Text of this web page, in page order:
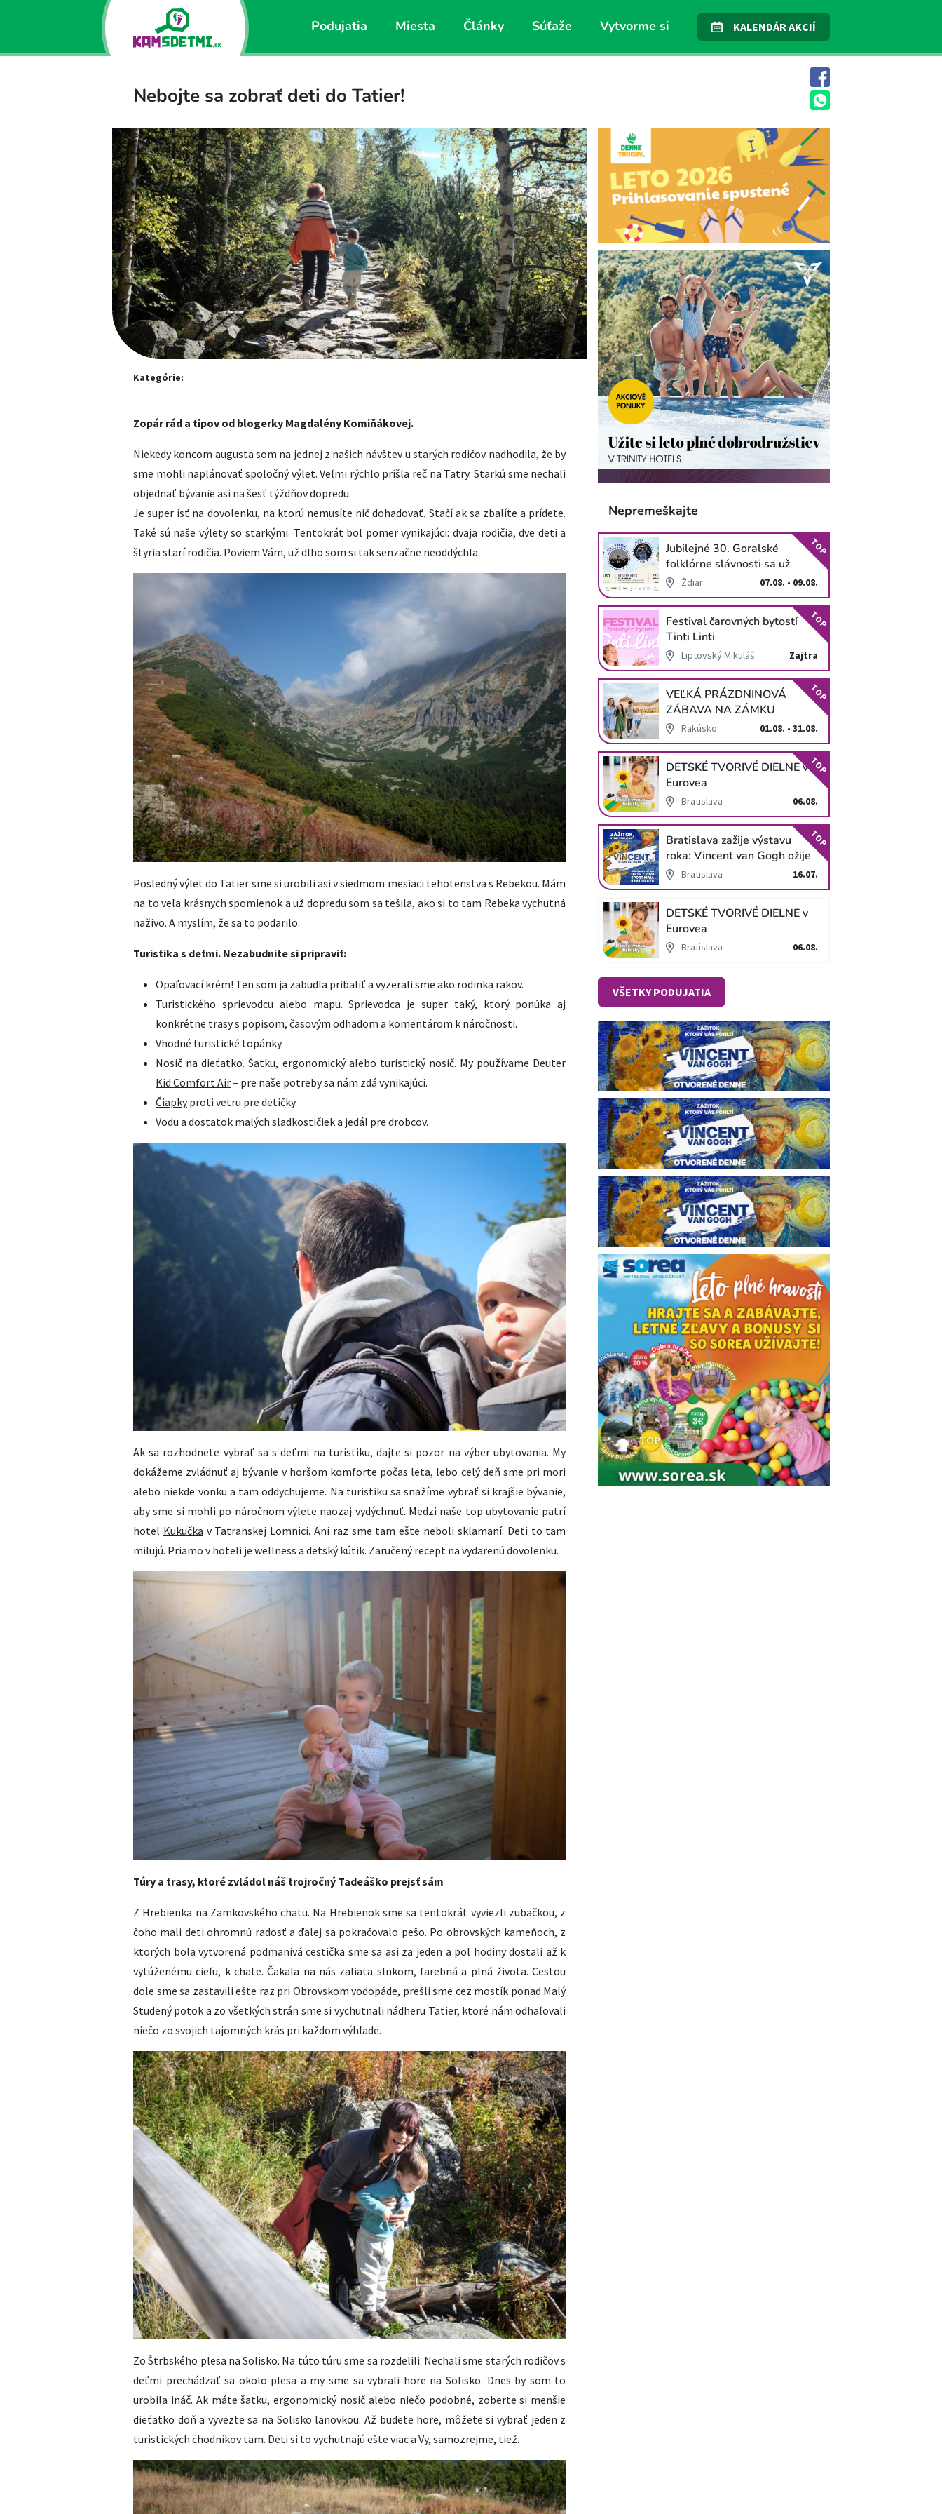
Podujatia Miesta Články Súťaže Vytvorme si KALENDÁR AKCIÍ
Nebojte sa zobrať deti do Tatier!
Kategórie:
Zopár rád a tipov od blogerky Magdalény Komiňákovej.
Niekedy koncom augusta som na jednej z našich návštev u starých rodičov nadhodila, že by
sme mohli naplánovať spoločný výlet. Veľmi rýchlo prišla reč na Tatry. Starkú sme nechali
objednať bývanie asi na šesť týždňov dopredu.
Je super ísť na dovolenku, na ktorú nemusíte nič dohadovať. Stačí ak sa zbalíte a prídete.
Také sú naše výlety so starkými. Tentokrát bol pomer vynikajúci: dvaja rodičia, dve deti a
štyria starí rodičia. Poviem Vám, už dlho som si tak senzačne neoddýchla.
Posledný výlet do Tatier sme si urobili asi v siedmom mesiaci tehotenstva s Rebekou. Mám
na to veľa krásnych spomienok a už dopredu som sa tešila, ako si to tam Rebeka vychutná
naživo. A myslím, že sa to podarilo.
Turistika s deťmi. Nezabudnite si pripraviť:
Opaľovací krém! Ten som ja zabudla pribaliť a vyzerali sme ako rodinka rakov.
Turistického sprievodcu alebo mapu. Sprievodca je super taký, ktorý ponúka aj
konkrétne trasy s popisom, časovým odhadom a komentárom k náročnosti.
Vhodné turistické topánky.
Nosič na dieťatko. Šatku, ergonomický alebo turistický nosič. My používame Deuter
Kid Comfort Air– pre naše potreby sa nám zdá vynikajúci.
Čiapkyproti vetru pre detičky.
Vodu a dostatok malých sladkostičiek a jedál pre drobcov.
Ak sa rozhodnete vybrať sa s deťmi na turistiku, dajte si pozor na výber ubytovania. My
dokážeme zvládnuť aj bývanie v horšom komforte počas leta, lebo celý deň sme pri mori
alebo niekde vonku a tam oddychujeme. Na turistiku sa snažíme vybrať si krajšie bývanie,
aby sme si mohli po náročnom výlete naozaj vydýchnuť. Medzi naše top ubytovanie patrí
hotel Kukučka v Tatranskej Lomnici. Ani raz sme tam ešte neboli sklamaní. Deti to tam
milujú. Priamo v hoteli je wellness a detský kútik. Zaručený recept na vydarenú dovolenku.
Túry a trasy, ktoré zvládol náš trojročný Tadeáško prejsť sám
Z Hrebienka na Zamkovského chatu. Na Hrebienok sme sa tentokrát vyviezli zubačkou, z
čoho mali deti ohromnú radosť a ďalej sa pokračovalo pešo. Po obrovských kameňoch, z
ktorých bola vytvorená podmanivá cestička sme sa asi za jeden a pol hodiny dostali až k
vytúženému cieľu, k chate. Čakala na nás zaliata slnkom, farebná a plná života. Cestou
dole sme sa zastavili ešte raz pri Obrovskom vodopáde, prešli sme cez mostík ponad Malý
Studený potok a zo všetkých strán sme si vychutnali nádheru Tatier, ktoré nám odhaľovali
niečo zo svojich tajomných krás pri každom výhľade.
Zo Štrbského plesa na Solisko. Na túto túru sme sa rozdelili. Nechali sme starých rodičov s
deťmi prechádzať sa okolo plesa a my sme sa vybrali hore na Solisko. Dnes by som to
urobila ináč. Ak máte šatku, ergonomický nosič alebo niečo podobné, zoberte si menšie
dieťatko doň a vyvezte sa na Solisko lanovkou. Až budete hore, môžete si vybrať jeden z
turistických chodníkov tam. Deti si to vychutnajú ešte viac a Vy, samozrejme, tiež.
Nepremeškajte
Jubilejné 30. Goralské
folklórne slávnosti sa už
blížiaŽdiar 07.08. - 09.08.
TOP
Festival čarovných bytostí
Tinti Linti
Liptovský Mikuláš Zajtra
TOP
VEĽKÁ PRÁZDNINOVÁ
ZÁBAVA NA ZÁMKU
SCHLOSS HOF
Rakúsko 01.08. - 31.08.
TOP
DETSKÉ TVORIVÉ DIELNE v
Eurovea
Bratislava 06.08.
TOP
Bratislava zažije výstavu
roka: Vincent van Gogh ožije
v unikátnej imerzívnej šou!
Bratislava 16.07.
TOP
DETSKÉ TVORIVÉ DIELNE v
Eurovea
Bratislava 06.08.
VŠETKY PODUJATIA